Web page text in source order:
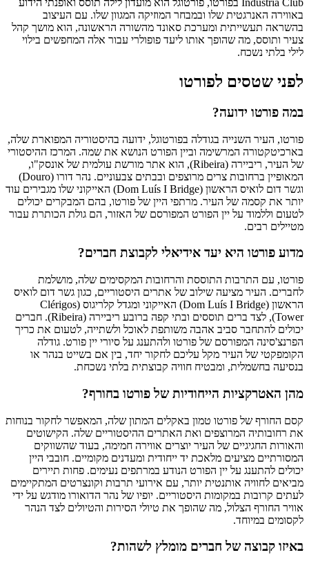
Industria Club בפורטו, פורטוגל הוא מועדון לילה תוסס ואופנתי הידוע
באווירה האנרגטית שלו ובמבחר המוזיקה המגוון שלו. עם העיצוב
בהשראה תעשייתית ומערכת סאונד מהשורה הראשונה, הוא מושך קהל
צעיר ותוסס, מה שהופך אותו ליעד פופולרי עבור אלה המחפשים בילוי
לילי בלתי נשכח.
לפני שטסים לפורטו
במה פורטו ידועה?
פורטו, העיר השנייה בגודלה בפורטוגל, ידועה בהיסטוריה המפוארת שלה,
בארכיטקטורה המרשימה וביין הפורט הנושא את שמה. המרכז ההיסטורי
של העיר, ריביירה (Ribeira), הוא אתר מורשת עולמית של אונסק"ו,
המאופיין ברחובות צרים מרוצפים ובבתים צבעוניים. נהר דורו (Douro)
וגשר דום לואיס הראשון (Dom Luís I Bridge) האייקוני שלו מגבירים עוד
יותר את קסמה של העיר. מרתפי היין של פורטו, בהם המבקרים יכולים
לטעום וללמוד על יין הפורט המפורסם של האזור, הם גולת הכותרת עבור
מטיילים רבים.
מדוע פורטו היא יעד אידיאלי לקבוצת חברים?
פורטו, עם התרבות התוססת והרחובות המקסימים שלה, מושלמת
לחברים. העיר מציעה שילוב של אתרים היסטוריים, כגון גשר דום לואיס
הראשון (Dom Luís I Bridge) האייקוני ומגדל קלריגוס (Clérigos
Tower), לצד ברים תוססים ובתי קפה ברובע ריביירה (Ribeira). חברים
יכולים להתחבר סביב אהבה משותפת לאוכל ולשתייה, לטעום את כריך
הפרנצ'סינה המפורסם של פורטו ולהתענג על סיורי יין פורט. גודלה
הקומפקטי של העיר מקל עליכם לחקור יחד, בין אם בשייט בנהר או
בנסיעה בחשמלית, ומבטיח חוויה קבוצתית בלתי נשכחת.
מהן האטרקציות הייחודיות של פורטו בחורף?
קסם החורף של פורטו טמון באקלים המתון שלה, המאפשר לחקור בנוחות
את רחובותיה המרוצפים ואת האתרים ההיסטוריים שלה. הקישוטים
והאורות החגיגיים של העיר יוצרים אווירה חמימה, בעוד שהשווקים
המסורתיים מציעים מלאכת יד ייחודית ומעדנים מקומיים. חובבי היין
יכולים להתענג על יין הפורט הנודע במרתפים נעימים. פחות תיירים
מביאים לחוויה אותנטית יותר, עם אירועי תרבות וקונצרטים המתקיימים
לעתים קרובות במקומות היסטוריים. יופיו של נהר הדואורו מודגש על ידי
אוויר החורף הצלול, מה שהופך את טיולי הסירות והטיולים לצד הנהר
לקסומים במיוחד.
באיזו קבוצה של חברים מומלץ לשהות?